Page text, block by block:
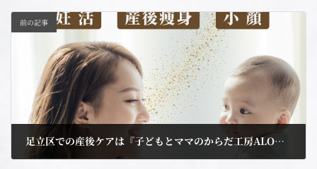
前の記事
足立区での産後ケアは『子どもとママのからだ工房ALOHA』がオススメ！①